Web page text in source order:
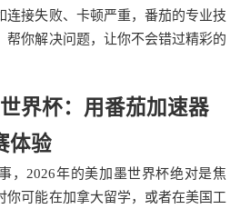
连接失败、卡顿严重，番茄的专业技
帮你解决问题，让你不会错过精彩的
界杯：用番茄加速器
体验
，2026年的美加墨世界杯绝对是焦
你可能在加拿大留学，或者在美国工